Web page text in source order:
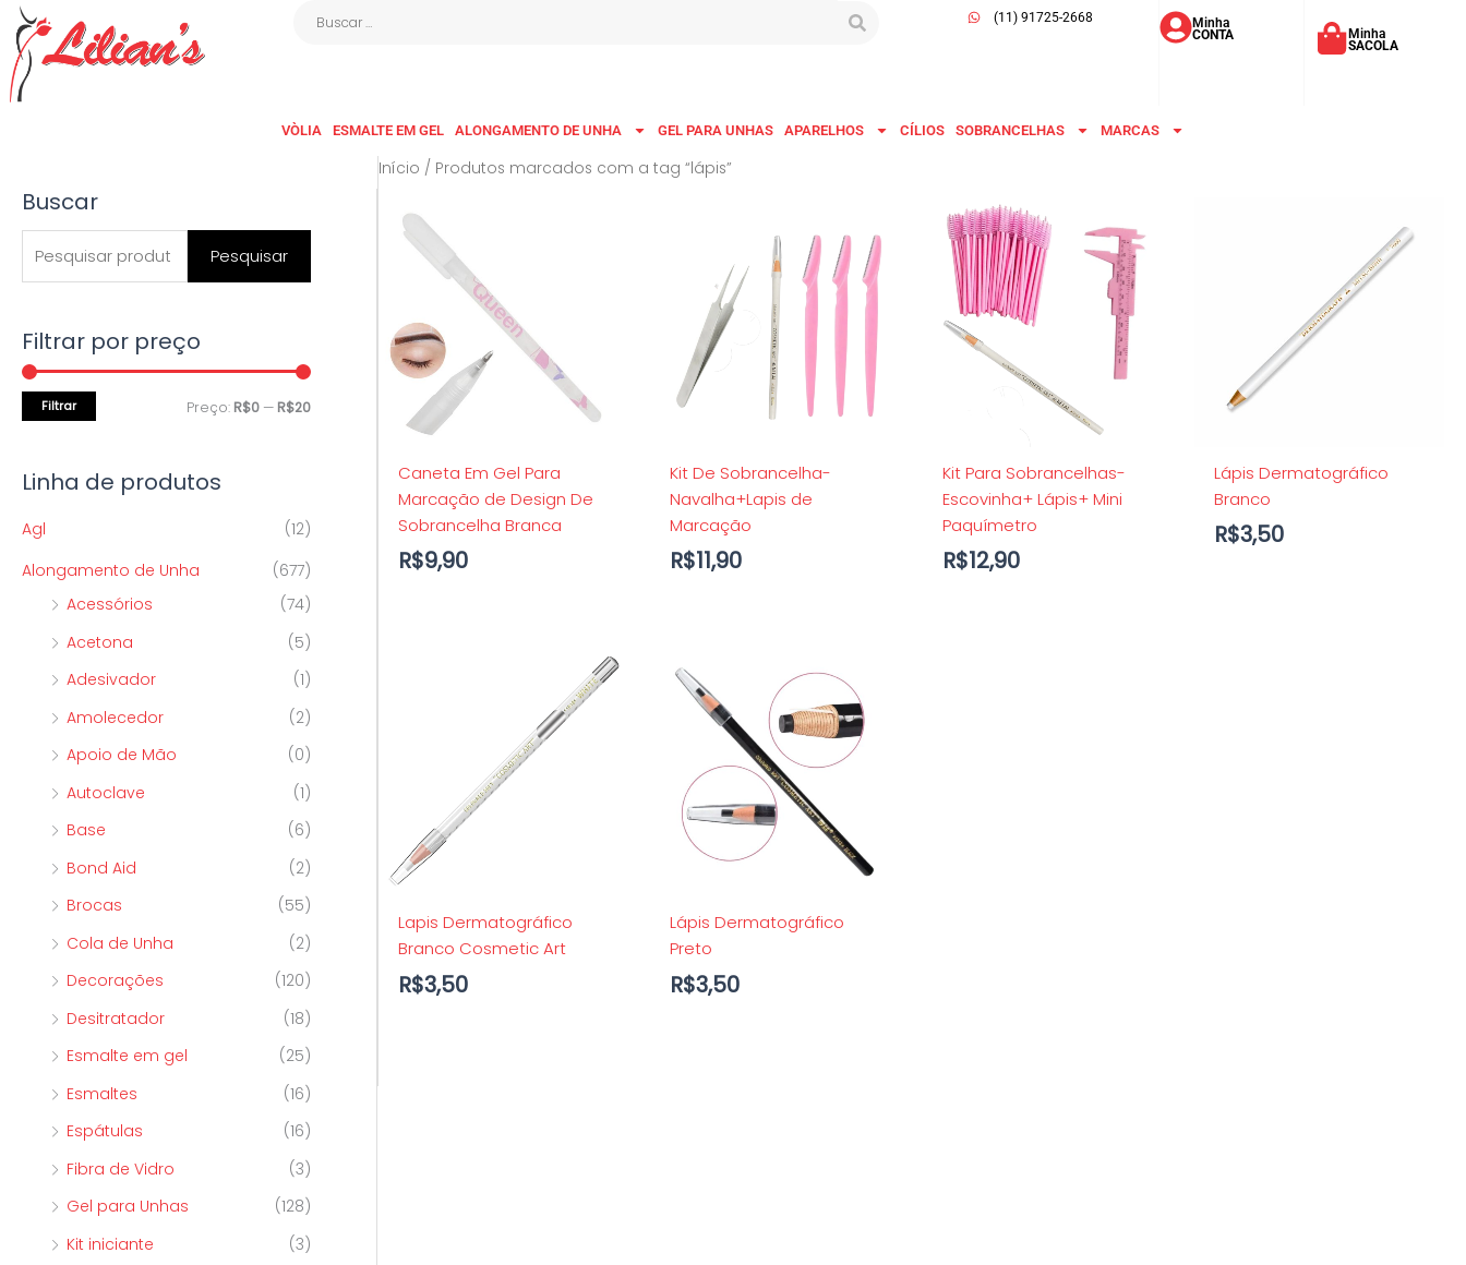
para
conteúdo
(11) 91725-2668 Minha
CONTA Minha
SACOLA
VÒLIA ESMALTE EM GEL ALONGAMENTO DE UNHA GEL PARA UNHAS APARELHOS CÍLIOS SOBRANCELHAS MARCAS
Buscar
P
e
u
i
r
o
r
Pesquisar
Filtrar por preço
rr
Filtrar Preço: R$0 — R$20
Linha de produtos
Agl
(12)
Alongamento de Unha
(677)
Acessórios
(74)
Acetona
(5)
Adesivador
(1)
Amolecedor
(2)
Apoio de Mão
(0)
Autoclave
(1)
Base
(6)
Bond Aid
(2)
Brocas
(55)
Cola de Unha
(2)
Decorações
(120)
Desitratador
(18)
Esmalte em gel
(25)
Esmaltes
(16)
Espátulas
(16)
Fibra de Vidro
(3)
Gel para Unhas
(128)
Kit iniciante
(3)
Início / Produtos marcados com a tag “lápis”
Caneta Em Gel Para
Marcação de Design De
Sobrancelha Branca
R$9,90
Kit De Sobrancelha-
Navalha+Lapis de
Marcação
R$11,90
Kit Para Sobrancelhas-
Escovinha+ Lápis+ Mini
Paquímetro
R$12,90
Lápis Dermatográfico
Branco
R$3,50
Lapis Dermatográfico
Branco Cosmetic Art
R$3,50
Lápis Dermatográfico
Preto
R$3,50